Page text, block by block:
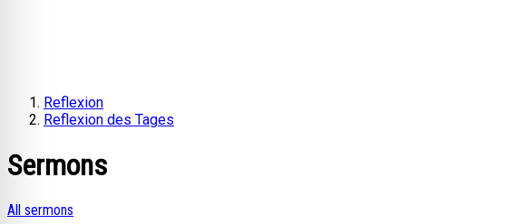
Reflexion
Reflexion des Tages
Sermons
All sermons